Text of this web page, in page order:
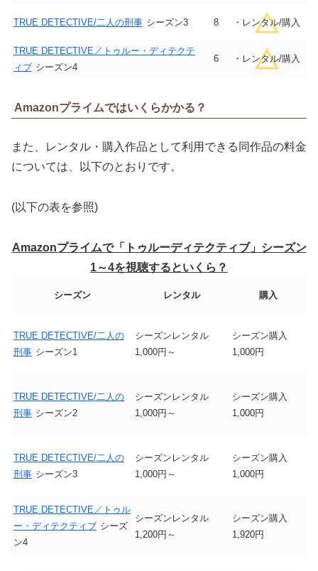
TRUE DETECTIVE/二人の刑事 シーズン3 8 ・レンタル/購入
TRUE DETECTIVE／トゥルー・ディテクテ
ィブ シーズン4
6 ・レンタル/購入
Amazonプライムではいくらかかる？
また、レンタル・購入作品として利用できる同作品の料金
については、以下のとおりです。
(以下の表を参照)
Amazonプライムで「トゥルーディテクティブ」シーズン
1～4を視聴するといくら？
シーズン レンタル 購入
TRUE DETECTIVE/二人の
刑事 シーズン1
シーズンレンタル
1,000円～
シーズン購入
1,000円
TRUE DETECTIVE/二人の
刑事 シーズン2
シーズンレンタル
1,000円～
シーズン購入
1,000円
TRUE DETECTIVE/二人の
刑事 シーズン3
シーズンレンタル
1,000円～
シーズン購入
1,000円
TRUE DETECTIVE／トゥル
ー・ディテクティブ シーズ
ン4
シーズンレンタル
1,200円～
シーズン購入
1,920円